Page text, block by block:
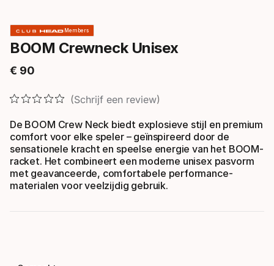
Members
BOOM Crewneck Unisex
€ 90
Eindprijs
Schrijf een review
De BOOM Crew Neck biedt explosieve stijl en premium
comfort voor elke speler – geïnspireerd door de
sensationele kracht en speelse energie van het BOOM-
racket. Het combineert een moderne unisex pasvorm
met geavanceerde, comfortabele performance-
materialen voor veelzijdig gebruik.